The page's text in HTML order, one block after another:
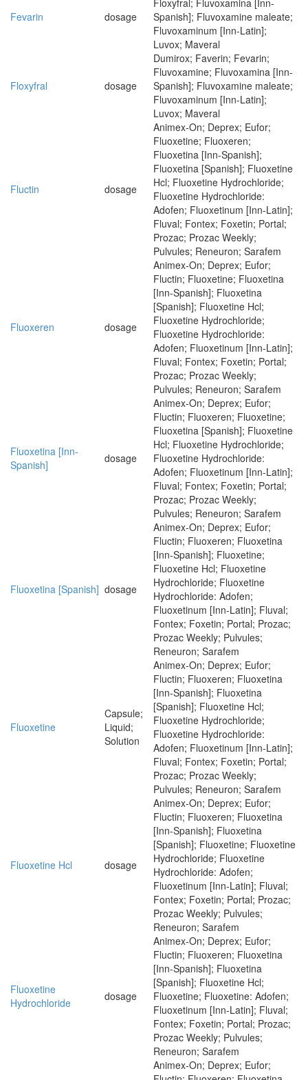
Fevarin dosage
Floxyfral; Fluvoxamina [Inn-
Spanish]; Fluvoxamine maleate;
Fluvoxaminum [Inn-Latin];
Luvox; Maveral
Floxyfral dosage
Dumirox; Faverin; Fevarin;
Fluvoxamine; Fluvoxamina [Inn-
Spanish]; Fluvoxamine maleate;
Fluvoxaminum [Inn-Latin];
Luvox; Maveral
Fluctin dosage
Animex-On; Deprex; Eufor;
Fluoxetine; Fluoxeren;
Fluoxetina [Inn-Spanish];
Fluoxetina [Spanish]; Fluoxetine
Hcl; Fluoxetine Hydrochloride;
Fluoxetine Hydrochloride:
Adofen; Fluoxetinum [Inn-Latin];
Fluval; Fontex; Foxetin; Portal;
Prozac; Prozac Weekly;
Pulvules; Reneuron; Sarafem
Fluoxeren dosage
Animex-On; Deprex; Eufor;
Fluctin; Fluoxetine; Fluoxetina
[Inn-Spanish]; Fluoxetina
[Spanish]; Fluoxetine Hcl;
Fluoxetine Hydrochloride;
Fluoxetine Hydrochloride:
Adofen; Fluoxetinum [Inn-Latin];
Fluval; Fontex; Foxetin; Portal;
Prozac; Prozac Weekly;
Pulvules; Reneuron; Sarafem
Fluoxetina [Inn-
Spanish]
dosage
Animex-On; Deprex; Eufor;
Fluctin; Fluoxeren; Fluoxetine;
Fluoxetina [Spanish]; Fluoxetine
Hcl; Fluoxetine Hydrochloride;
Fluoxetine Hydrochloride:
Adofen; Fluoxetinum [Inn-Latin];
Fluval; Fontex; Foxetin; Portal;
Prozac; Prozac Weekly;
Pulvules; Reneuron; Sarafem
Fluoxetina [Spanish] dosage
Animex-On; Deprex; Eufor;
Fluctin; Fluoxeren; Fluoxetina
[Inn-Spanish]; Fluoxetine;
Fluoxetine Hcl; Fluoxetine
Hydrochloride; Fluoxetine
Hydrochloride: Adofen;
Fluoxetinum [Inn-Latin]; Fluval;
Fontex; Foxetin; Portal; Prozac;
Prozac Weekly; Pulvules;
Reneuron; Sarafem
Fluoxetine
Capsule;
Liquid;
Solution
Animex-On; Deprex; Eufor;
Fluctin; Fluoxeren; Fluoxetina
[Inn-Spanish]; Fluoxetina
[Spanish]; Fluoxetine Hcl;
Fluoxetine Hydrochloride;
Fluoxetine Hydrochloride:
Adofen; Fluoxetinum [Inn-Latin];
Fluval; Fontex; Foxetin; Portal;
Prozac; Prozac Weekly;
Pulvules; Reneuron; Sarafem
Fluoxetine Hcl dosage
Animex-On; Deprex; Eufor;
Fluctin; Fluoxeren; Fluoxetina
[Inn-Spanish]; Fluoxetina
[Spanish]; Fluoxetine; Fluoxetine
Hydrochloride; Fluoxetine
Hydrochloride: Adofen;
Fluoxetinum [Inn-Latin]; Fluval;
Fontex; Foxetin; Portal; Prozac;
Prozac Weekly; Pulvules;
Reneuron; Sarafem
Fluoxetine
Hydrochloride
dosage
Animex-On; Deprex; Eufor;
Fluctin; Fluoxeren; Fluoxetina
[Inn-Spanish]; Fluoxetina
[Spanish]; Fluoxetine Hcl;
Fluoxetine; Fluoxetine: Adofen;
Fluoxetinum [Inn-Latin]; Fluval;
Fontex; Foxetin; Portal; Prozac;
Prozac Weekly; Pulvules;
Reneuron; Sarafem
Animex-On; Deprex; Eufor;